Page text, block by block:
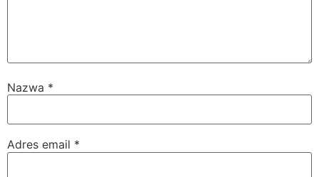
Nazwa *
Adres email *